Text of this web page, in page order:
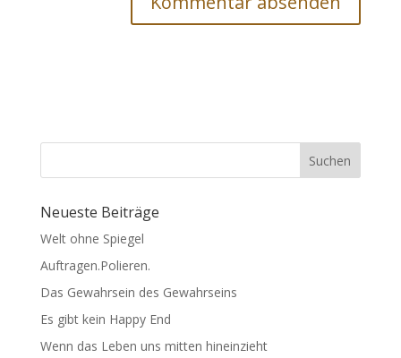
Suchen
Neueste Beiträge
Welt ohne Spiegel
Auftragen.Polieren.
Das Gewahrsein des Gewahrseins
Es gibt kein Happy End
Wenn das Leben uns mitten hineinzieht